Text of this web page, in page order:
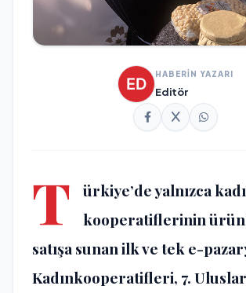
HABERİN YAZARI
Editör
T
ürkiye’de yalnızca
kooperatiflerinin
satışa sunan ilk ve tek e-
Kadınkooperatifleri, 7.